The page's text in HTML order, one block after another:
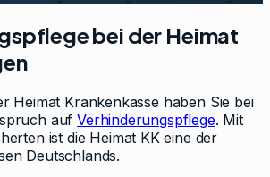
bei der Heimat
Heimat Krankenkasse haben Sie bei
auf Verhinderungspflege. Mit
ist die Heimat KKeine der
Deutschlands.